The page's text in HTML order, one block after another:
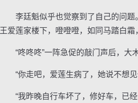
李廷魁似乎也觉察到了自己的问题
王爱莲家楼下，噔噔噔，如同马踏白
“咚咚咚”一阵急促的敲门声后，大
“你走吧，爱莲生病了，她说不想见
“我昨晚自行车坏了，修好车，已经